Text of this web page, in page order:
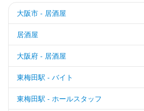
大阪市 - 居酒屋
居酒屋
大阪府 - 居酒屋
東梅田駅 - バイト
東梅田駅 - ホールスタッフ